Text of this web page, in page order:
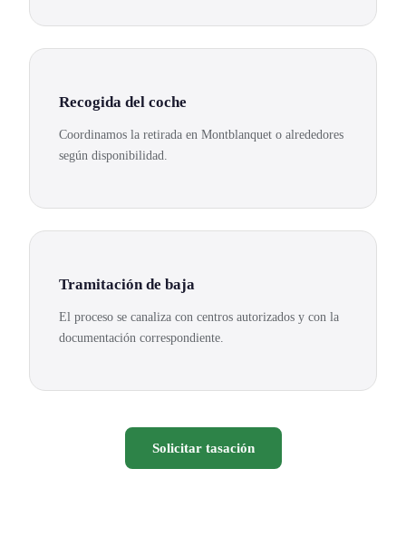
Recogida del coche
Coordinamos la retirada en Montblanquet o alrededores
según disponibilidad.
Tramitación de baja
El proceso se canaliza con centros autorizados y con la
documentación correspondiente.
Solicitar tasación